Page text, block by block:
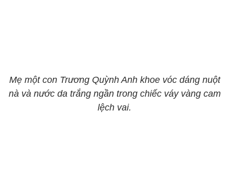
Mẹ một con Trương Quỳnh Anh khoe vóc dáng nuột
nà và nước da trắng ngần trong chiếc váy vàng cam
lệch vai.